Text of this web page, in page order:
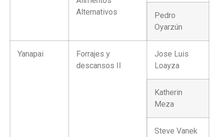
Alternativos
Pedro
Oyarzún
Yanapai
Forrajes y
descansos II
Jose Luis
Loayza
Katherin
Meza
Steve Vanek